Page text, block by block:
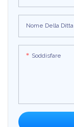
Nome Della Ditta
Soddisfare
costi operat